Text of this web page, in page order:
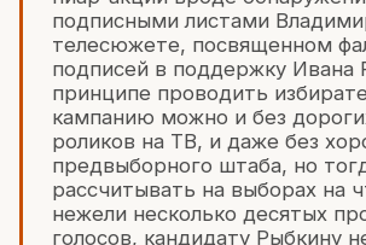
подписными листами
телесюжете, посвященном
подписей в поддержку Ивана
принципе проводить
кампанию можно и без
роликов на ТВ, и даже без
предвыборного штаба, но
рассчитывать на выборах на
нежели несколько десятых
голосов, кандидату Рыбкину